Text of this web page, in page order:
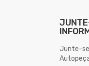
Junte-se